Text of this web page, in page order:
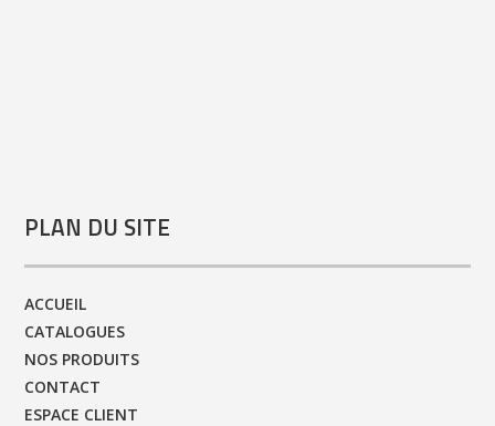
PLAN DU SITE
ACCUEIL
CATALOGUES
NOS PRODUITS
CONTACT
ESPACE CLIENT